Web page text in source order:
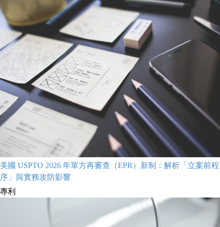
美國 USPTO 2026 年單方再審查（EPR）新制：解析「立案前程
序」與實務攻防影響
專利